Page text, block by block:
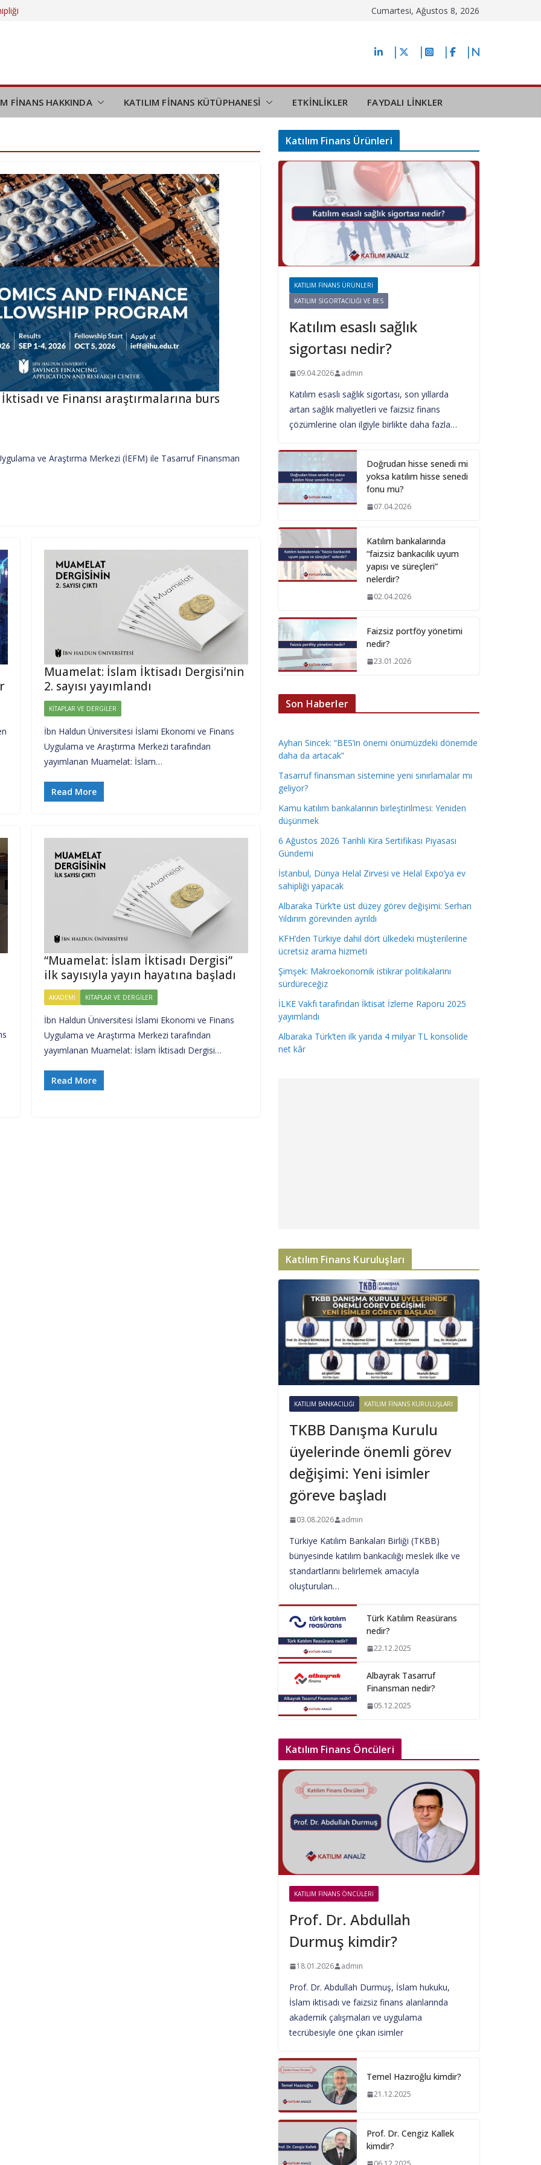
da
Cumartesi, Ağustos 8, 2026
FİNANS HAKKINDA KATILIM FİNANS KÜTÜPHANESİ ETKİNLİKLER FAYDALI LİNKLER
ve Finansı araştırmalarına burs
ve Araştırma Merkezi (İEFM) ile Tasarruf Finansman
Muamelat: İslam İktisadı Dergisi’nin
2. sayısı yayımlandı
KITAPLAR VE DERGILER
İbn Haldun Üniversitesi İslami Ekonomi ve Finans
Uygulama ve Araştırma Merkezi tarafından
yayımlanan Muamelat: İslam…
Read More
“Muamelat: İslam İktisadı Dergisi”
ilk sayısıyla yayın hayatına başladı
AKADEMI KITAPLAR VE DERGILER
İbn Haldun Üniversitesi İslami Ekonomi ve Finans
Uygulama ve Araştırma Merkezi tarafından
yayımlanan Muamelat: İslam İktisadı Dergisi…
Read More
Katılım Finans Ürünleri
KATILIM FINANS ÜRÜNLERI
KATILIM SIGORTACILIĞI VE BES
Katılım esaslı sağlık
sigortası nedir?
09.04.2026 admin
Katılım esaslı sağlık sigortası, son yıllarda
artan sağlık maliyetleri ve faizsiz finans
çözümlerine olan ilgiyle birlikte daha fazla…
Doğrudan hisse senedi mi
yoksa katılım hisse senedi
fonu mu?
07.04.2026
Katılım bankalarında
“faizsiz bankacılık uyum
yapısı ve süreçleri”
nelerdir?
02.04.2026
Faizsiz portföy yönetimi
nedir?
23.01.2026
Son Haberler
Ayhan Sincek: “BES’in önemi önümüzdeki dönemde
daha da artacak”
Tasarruf finansman sistemine yeni sınırlamalar mı
geliyor?
Kamu katılım bankalarının birleştirilmesi: Yeniden
düşünmek
6 Ağustos 2026 Tarihli Kira Sertifikası Piyasası
Gündemi
İstanbul, Dünya Helal Zirvesi ve Helal Expo’ya ev
sahipliği yapacak
Albaraka Türk’te üst düzey görev değişimi: Serhan
Yıldırım görevinden ayrıldı
KFH’den Türkiye dahil dört ülkedeki müşterilerine
ücretsiz arama hizmeti
Şimşek: Makroekonomik istikrar politikalarını
sürdüreceğiz
İLKE Vakfı tarafından İktisat İzleme Raporu 2025
yayımlandı
Albaraka Türk’ten ilk yarıda 4 milyar TL konsolide
net kâr
Katılım Finans Kuruluşları
KATILIM BANKACILIĞI KATILIM FINANS KURULUŞLARI
TKBB Danışma Kurulu
üyelerinde önemli görev
değişimi: Yeni isimler
göreve başladı
03.08.2026 admin
Türkiye Katılım Bankaları Birliği (TKBB)
bünyesinde katılım bankacılığı meslek ilke ve
standartlarını belirlemek amacıyla
oluşturulan…
Türk Katılım Reasürans
nedir?
22.12.2025
Albayrak Tasarruf
Finansman nedir?
05.12.2025
Katılım Finans Öncüleri
KATILIM FINANS ÖNCÜLERI
Prof. Dr. Abdullah
Durmuş kimdir?
18.01.2026 admin
Prof. Dr. Abdullah Durmuş, İslam hukuku,
İslam iktisadı ve faizsiz finans alanlarında
akademik çalışmaları ve uygulama
tecrübesiyle öne çıkan isimler
Temel Hazıroğlu kimdir?
21.12.2025
Prof. Dr. Cengiz Kallek
kimdir?